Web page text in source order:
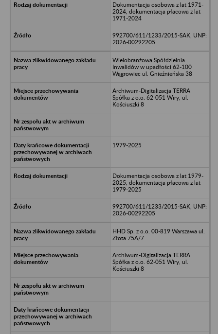
Dokumentacja osobowa z lat 1971-
2024, dokumentacja płacowa z lat
1971-2024
992700/611/1233/2015-SAK, UNP:
2026-00292205
Wielobranżowa Spółdzielnia
Inwalidów w upadłości 62-100
Wągrowiec ul. Gnieźnieńska 38
Archiwum-Digitalizacja TERRA
Spółka z o.o. 62-051 Wiry, ul.
Kościuszki 8
1979-2025
Dokumentacja osobowa z lat 1979-
2025, dokumentacja płacowa z lat
1979-2025
992700/611/1233/2015-SAK, UNP:
2026-00292205
HHD Sp. z o.o. 00-819 Warszawa ul.
Złota 75A/7
Archiwum-Digitalizacja TERRA
Spółka z o.o. 62-051 Wiry, ul.
Kościuszki 8